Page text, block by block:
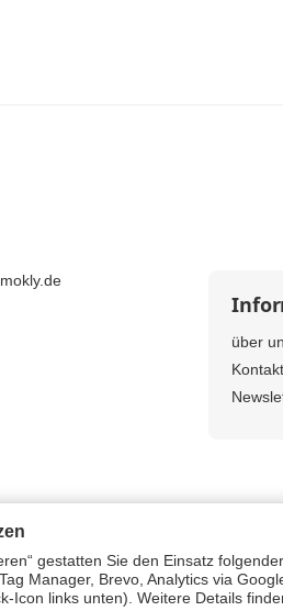
über
Kontakt
gestatten Sie den Einsatz
Manager, Brevo, Analytics via
Icon links unten). Weitere Details